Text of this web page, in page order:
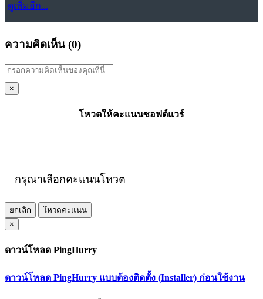
ดูเพิ่มอีก...
ความคิดเห็น (0)
×
โหวตให้คะแนนซอฟต์แวร์
กรุณาเลือกคะแนนโหวต
ยกเลิก
โหวตคะแนน
×
ดาวน์โหลด PingHurry
ดาวน์โหลด PingHurry แบบต้องติดตั้ง (Installer) ก่อนใช้งาน